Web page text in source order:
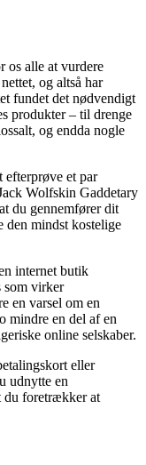
os alle at vurdere
og altså har
fundet det nødvendigt
produkter – til drenge
og endda nogle
efterprøve et par
Wolfskin Gaddetary
du gennemfører dit
den mindst kostelige
internet butik
som virker
en varsel om en
mindre en del af en
online selskaber.
eller
udnytte en
du foretrækker at